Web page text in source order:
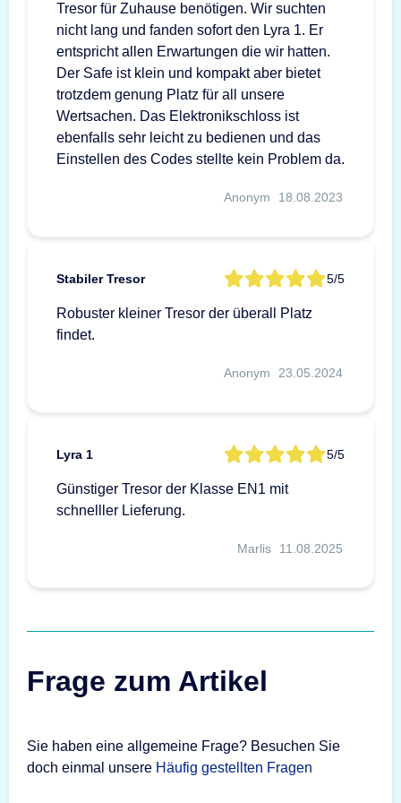
Tresor für Zuhause benötigen. Wir suchten
nicht lang und fanden sofort den Lyra 1. Er
entspricht allen Erwartungen die wir hatten.
Der Safe ist klein und kompakt aber bietet
trotzdem genung Platz für all unsere
Wertsachen. Das Elektronikschloss ist
ebenfalls sehr leicht zu bedienen und das
Einstellen des Codes stellte kein Problem da.
Anonym 18.08.2023
Stabiler Tresor 5/5
Robuster kleiner Tresor der überall Platz
findet.
Anonym 23.05.2024
Lyra 1 5/5
Günstiger Tresor der Klasse EN1 mit
schnelller Lieferung.
Marlis 11.08.2025
Frage zum Artikel
Sie haben eine allgemeine Frage? Besuchen Sie
doch einmal unsere Häufig gestellten Fragen